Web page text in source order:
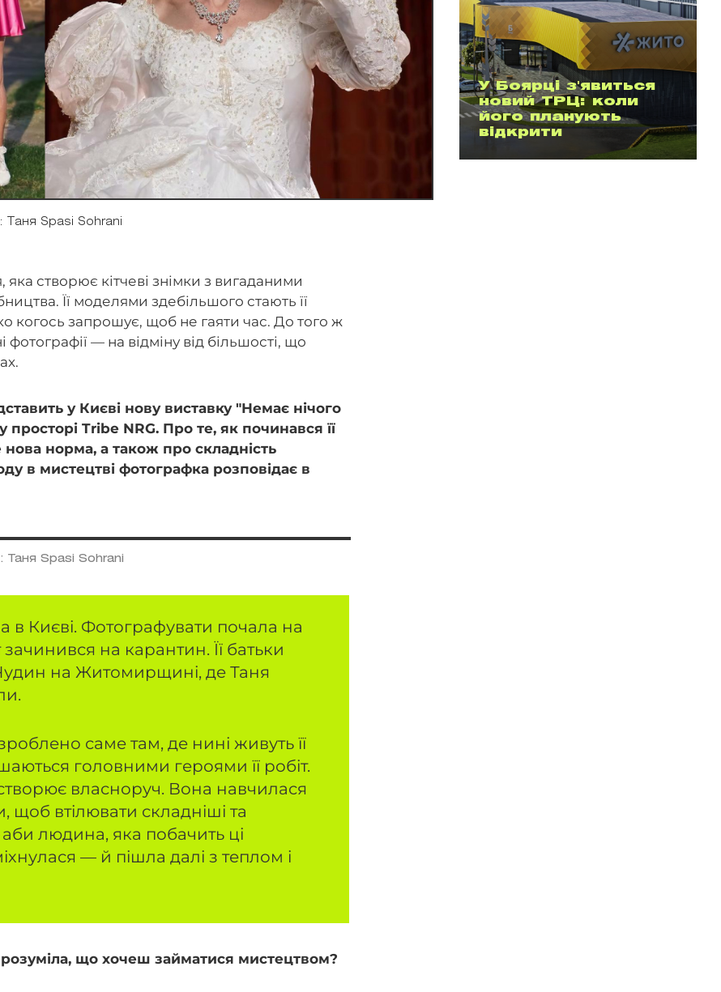
Таня Spasi Sohrani
створює кітчеві знімки з вигаданими
Її моделями здебільшого стають її
когось запрошує, щоб не гаяти час. До того ж
— на відміну від більшості, що
у Києві нову виставку "Немає нічого
Tribe NRG. Про те, як починався її
норма, а також про складність
в мистецтві фотографка розповідає в
Таня Spasi Sohrani
в Києві. Фотографувати почала на
на карантин. Її батьки
на Житомирщині, де Таня
саме там, де нині живуть її
головними героями її робіт.
власноруч. Вона навчилася
щоб втілювати складніші та
людина, яка побачить ці
— й пішла далі з теплом і
що хочеш займатися мистецтвом?
У Боярці з'явиться
новий ТРЦ: коли
його планують
відкрити